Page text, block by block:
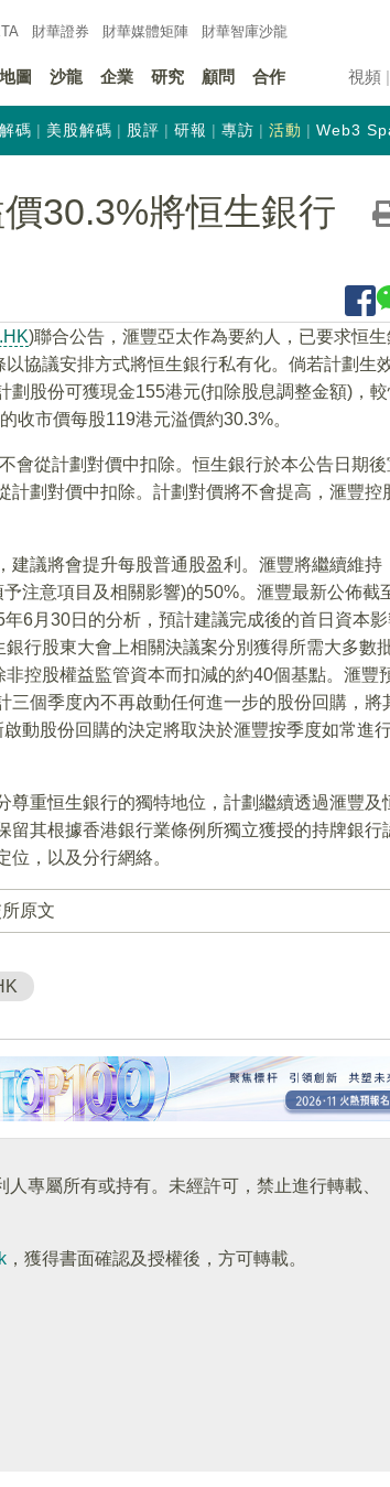
財華證券 財華媒體矩陣 財華智庫沙龍
地圖 沙龍 企業 研究 顧問 合作 視頻
碼 美股解碼 股評 研報 專訪 活動 Web3
30.3%將恒生銀行
)聯合公告，滙豐亞太作為要約人，已要求恒生
協議安排方式將恒生銀行私有化。倘若計劃生效
股份可獲現金155港元(扣除股息調整金額)，較
收市價每股119港元溢價約30.3%。
會從計劃對價中扣除。恒生銀行於本公告日期後
劃對價中扣除。計劃對價將不會提高，滙豐控
建議將會提升每股普通股盈利。滙豐將繼續維持
注意項目及相關影響)的50%。滙豐最新公佈截
6月30日的分析，預計建議完成後的首日資本
行股東大會上相關決議案分別獲得所需大多數
控股權益監管資本而扣減的約40個基點。滙豐
三個季度內不再啟動任何進一步的股份回購，將
動股份回購的決定將取決於滙豐按季度如常進
重恒生銀行的獨特地位，計劃繼續透過滙豐及
其根據香港銀行業條例所獨立獲授的持牌銀行
，以及分行網絡。
原文
專屬所有或持有。未經許可，禁止進行轉載、
，獲得書面確認及授權後，方可轉載。